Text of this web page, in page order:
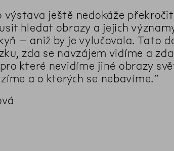
ještě nedokáže
hledat obrazy a jejich
– aniž by je vylučovala. Tato
zda se navzájem vidíme a
které nevidíme jiné obrazy
a o kterých se nebavíme.“